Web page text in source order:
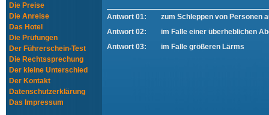
Die Preise
Die Anreise
Das Hotel
Die Prüfungen
Der Führerschein-Test
Die Rechtssprechung
Der kleine Unterschied
Der Kontakt
Datenschutzerklärung
Das Impressum
Antwort 01:
zum Schleppen von Personen
Antwort 02:
im Falle einer überheblichen
Antwort 03:
im Falle größeren Lärms